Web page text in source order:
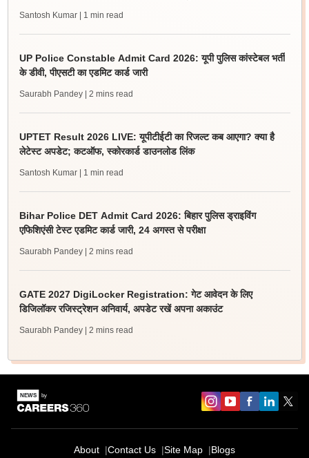
Santosh Kumar | 1 min read
UP Police Constable Admit Card 2026: यूपी पुलिस कांस्टेबल भर्ती
के डीवी, पीएसटी का एडमिट कार्ड जारी
Saurabh Pandey | 2 mins read
UPTET Result 2026 LIVE: यूपीटीईटी का रिजल्ट कब आएगा? क्या है
लेटेस्ट अपडेट; कटऑफ, स्कोरकार्ड डाउनलोड लिंक
Santosh Kumar | 1 min read
Bihar Police DET Admit Card 2026: बिहार पुलिस ड्राइविंग
एफिशिएंसी टेस्ट एडमिट कार्ड जारी, 24 अगस्त से परीक्षा
Saurabh Pandey | 2 mins read
GATE 2027 DigiLocker Registration: गेट आवेदन के लिए
डिजिलॉकर रजिस्ट्रेशन अनिवार्य, अपडेट रखें अपना अकाउंट
Saurabh Pandey | 2 mins read
About Contact Us Site Map Blogs